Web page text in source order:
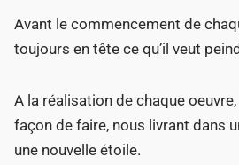
Avant le commencement de
toujours en tête ce qu’il veut
A la réalisation de chaque
façon de faire, nous livrant dans
une nouvelle étoile.